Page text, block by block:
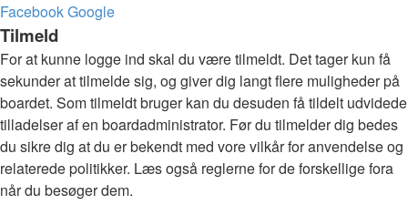
FacebookGoogle
Tilmeld
For at kunne logge ind skal du være tilmeldt. Det tager kun få
sekunder at tilmelde sig, og giver dig langt flere muligheder på
boardet. Som tilmeldt bruger kan du desuden få tildelt udvidede
tilladelser af en boardadministrator. Før du tilmelder dig bedes
du sikre dig at du er bekendt med vore vilkår for anvendelse og
relaterede politikker. Læs også reglerne for de forskellige fora
når du besøger dem.